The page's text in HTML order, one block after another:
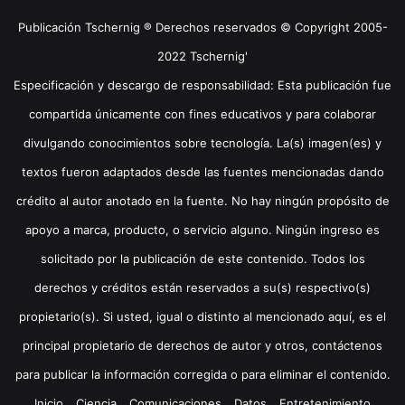
Publicación Tschernig ® Derechos reservados © Copyright 2005-
2022 Tschernig'
Especificación y descargo de responsabilidad: Esta publicación fue
compartida únicamente con fines educativos y para colaborar
divulgando conocimientos sobre tecnología. La(s) imagen(es) y
textos fueron adaptados desde las fuentes mencionadas dando
crédito al autor anotado en la fuente. No hay ningún propósito de
apoyo a marca, producto, o servicio alguno. Ningún ingreso es
solicitado por la publicación de este contenido. Todos los
derechos y créditos están reservados a su(s) respectivo(s)
propietario(s). Si usted, igual o distinto al mencionado aquí, es el
principal propietario de derechos de autor y otros, contáctenos
para publicar la información corregida o para eliminar el contenido.